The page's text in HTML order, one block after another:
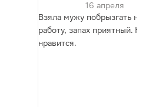
16 апреля
Взяла мужу побрызгать на
работу, запах приятный.
нравится.